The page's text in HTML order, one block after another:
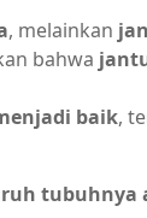
, melainkan
bahwa
baik,
tubuhnya